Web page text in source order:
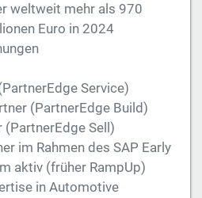
weltweit mehr als 970
Euro in 2024
Service)
(PartnerEdge Build)
Sell)
im Rahmen des SAP Early
aktiv (früher RampUp)
in Automotive